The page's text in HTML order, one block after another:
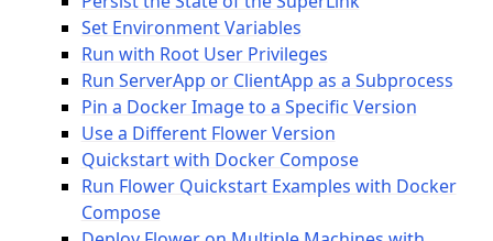
Set Environment Variables
Run with Root User Privileges
Run ServerApp or ClientApp as a Subprocess
Pin a Docker Image to a Specific Version
Use a Different Flower Version
Quickstart with Docker Compose
Run Flower Quickstart Examples with Docker
Compose